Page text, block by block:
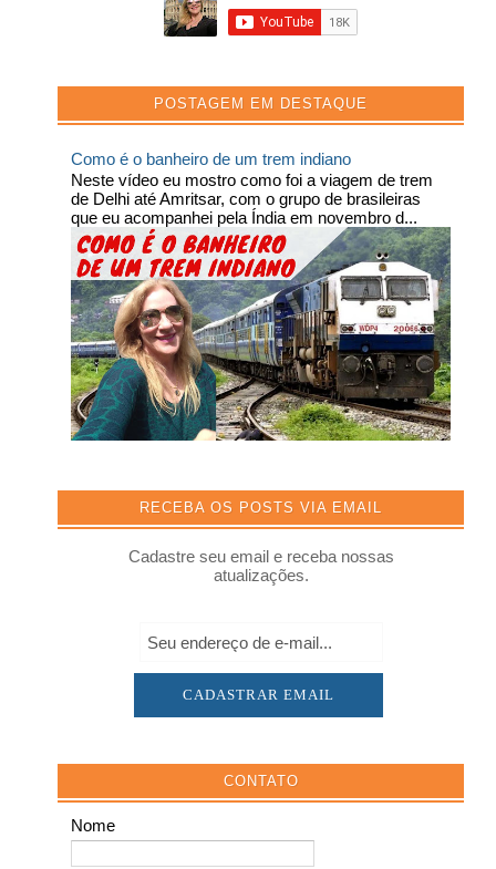
POSTAGEM EM DESTAQUE
Como é o banheiro de um trem indiano
Neste vídeo eu mostro como foi a viagem de trem
de Delhi até Amritsar, com o grupo de brasileiras
que eu acompanhei pela Índia em novembro d...
RECEBA OS POSTS VIA EMAIL
Cadastre seu email e receba nossas
atualizações.
CONTATO
Nome